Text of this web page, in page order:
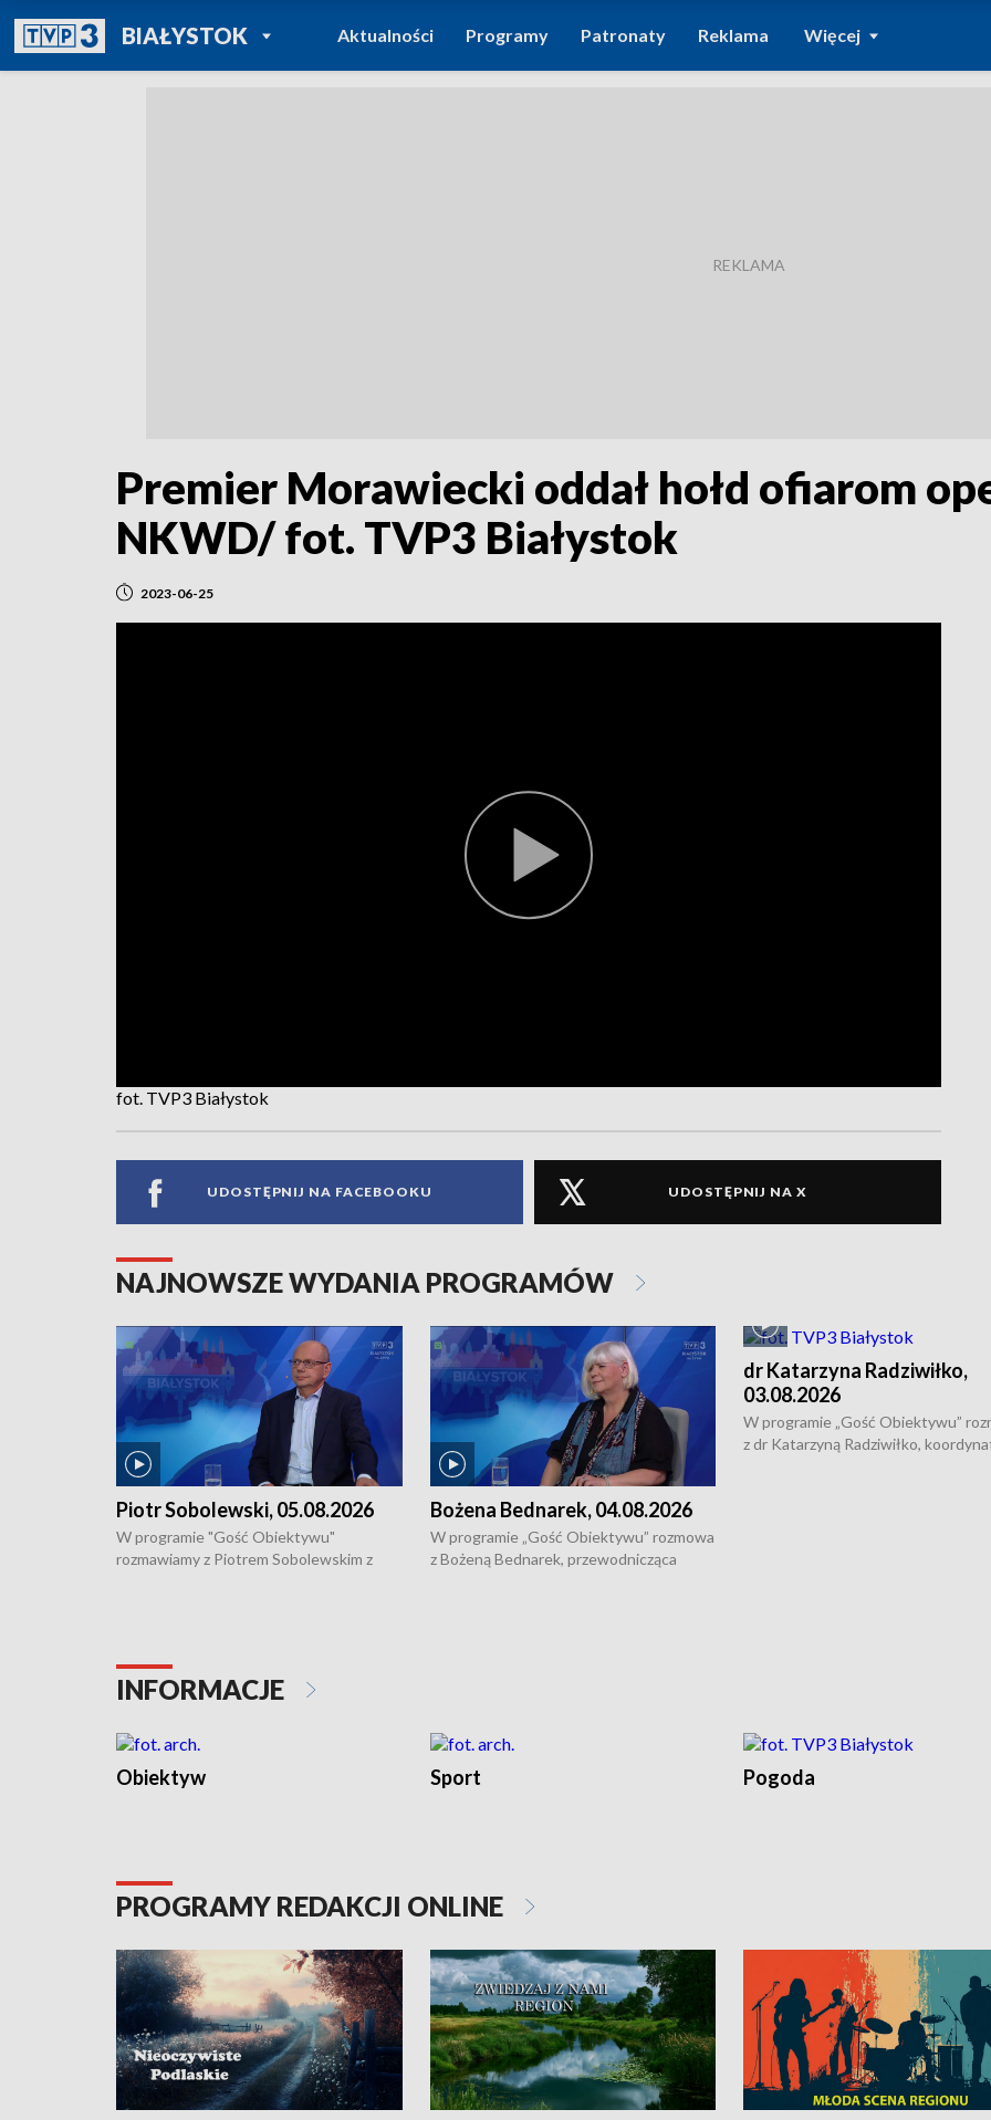
BIAŁYSTOKPOWRÓT DO
TVP REGIONY
Aktualności Programy Patronaty Reklama Więcej
Premier Morawiecki oddał hołd ofiarom
NKWD/ fot. TVP3 Białystok
2023-06-25
fot. TVP3 Białystok
UDOSTĘPNIJ NA FACEBOOKU UDOSTĘPNIJ NA X
NAJNOWSZE WYDANIA PROGRAMÓW
Piotr Sobolewski, 05.08.2026
W programie "Gość Obiektywu"
rozmawiamy z Piotrem Sobolewskim z
Bożena Bednarek, 04.08.2026
W programie „Gość Obiektywu” rozmowa
z Bożeną Bednarek, przewodnicząca
dr Katarzyna Radziwiłko,
03.08.2026
W programie „Gość Obiektywu”
z dr Katarzyną Radziwiłko,
INFORMACJE
Obiektyw Sport Pogoda
PROGRAMY REDAKCJI ONLINE